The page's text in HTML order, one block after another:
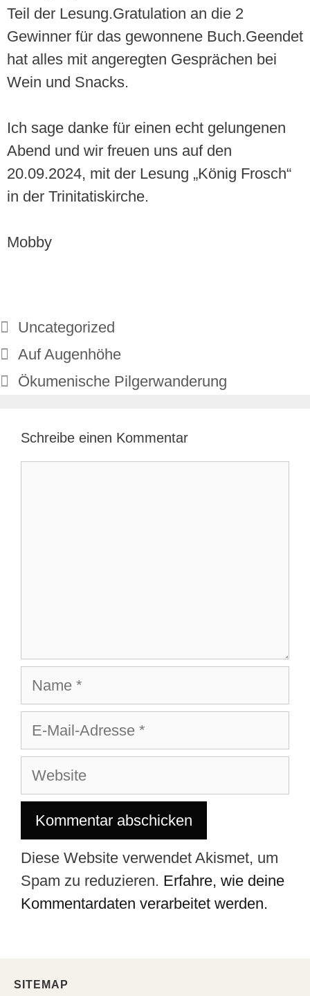
Teil der Lesung.Gratulation an die 2
Gewinner für das gewonnene Buch.Geendet
hat alles mit angeregten Gesprächen bei
Wein und Snacks.
Ich sage danke für einen echt gelungenen
Abend und wir freuen uns auf den
20.09.2024, mit der Lesung „König Frosch“
in der Trinitatiskirche.
Mobby
Uncategorized
Auf Augenhöhe
Ökumenische Pilgerwanderung
Schreibe einen Kommentar
Diese Website verwendet Akismet, um
Spam zu reduzieren. Erfahre, wie deine
Kommentardaten verarbeitet werden.
SITEMAP